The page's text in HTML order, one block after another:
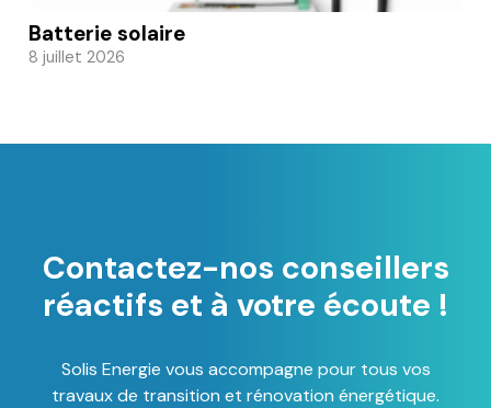
Batterie solaire
8 juillet 2026
Contactez-nos conseillers
réactifs et à votre écoute !
Solis Energie vous accompagne pour tous vos
travaux de transition et rénovation énergétique.